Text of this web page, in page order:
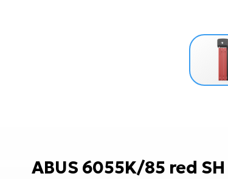
ABUS 6055K/85 red